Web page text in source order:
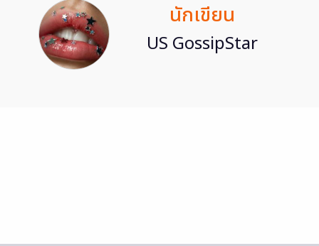
นักเขียน
US GossipStar